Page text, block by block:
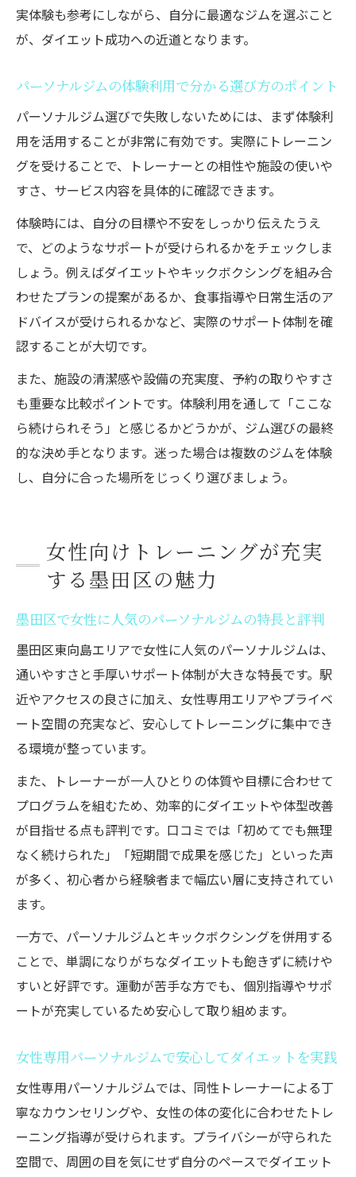
実体験も参考にしながら、自分に最適なジムを選ぶこと
が、ダイエット成功への近道となります。
パーソナルジムの体験利用で分かる選び方のポイント
パーソナルジム選びで失敗しないためには、まず体験利
用を活用することが非常に有効です。実際にトレーニン
グを受けることで、トレーナーとの相性や施設の使いや
すさ、サービス内容を具体的に確認できます。
体験時には、自分の目標や不安をしっかり伝えたうえ
で、どのようなサポートが受けられるかをチェックしま
しょう。例えばダイエットやキックボクシングを組み合
わせたプランの提案があるか、食事指導や日常生活のア
ドバイスが受けられるかなど、実際のサポート体制を確
認することが大切です。
また、施設の清潔感や設備の充実度、予約の取りやすさ
も重要な比較ポイントです。体験利用を通して「ここな
ら続けられそう」と感じるかどうかが、ジム選びの最終
的な決め手となります。迷った場合は複数のジムを体験
し、自分に合った場所をじっくり選びましょう。
女性向けトレーニングが充実
する墨田区の魅力
墨田区で女性に人気のパーソナルジムの特長と評判
墨田区東向島エリアで女性に人気のパーソナルジムは、
通いやすさと手厚いサポート体制が大きな特長です。駅
近やアクセスの良さに加え、女性専用エリアやプライベ
ート空間の充実など、安心してトレーニングに集中でき
る環境が整っています。
また、トレーナーが一人ひとりの体質や目標に合わせて
プログラムを組むため、効率的にダイエットや体型改善
が目指せる点も評判です。口コミでは「初めてでも無理
なく続けられた」「短期間で成果を感じた」といった声
が多く、初心者から経験者まで幅広い層に支持されてい
ます。
一方で、パーソナルジムとキックボクシングを併用する
ことで、単調になりがちなダイエットも飽きずに続けや
すいと好評です。運動が苦手な方でも、個別指導やサポ
ートが充実しているため安心して取り組めます。
女性専用パーソナルジムで安心してダイエットを実践
女性専用パーソナルジムでは、同性トレーナーによる丁
寧なカウンセリングや、女性の体の変化に合わせたトレ
ーニング指導が受けられます。プライバシーが守られた
空間で、周囲の目を気にせず自分のペースでダイエット